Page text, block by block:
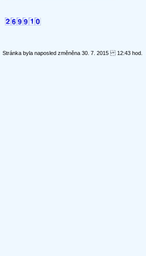
Stránka byla naposled změněna 30. 7. 2015 12:43 hod.